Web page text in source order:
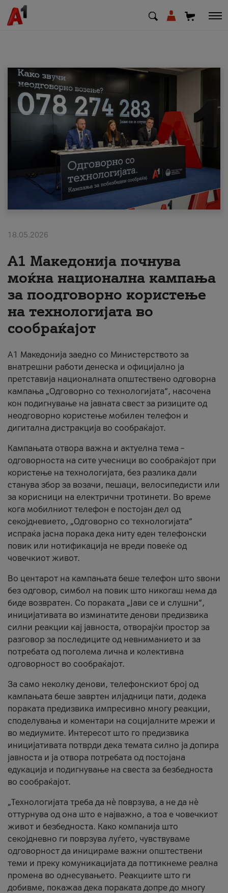
МК EN SQ
Деловни
Поддршка
Надополни кредит
#ПодобарОнлајн
18.05.2026
A1 Македонија почнува
моќна национална кампања
за поодговорно користење
на технологијата во
сообраќајот
A1 Македонија заедно со Министерството за
внатрешни работи денеска и официјално ја
претставија националната општествено одговорна
кампања „Одговорно со технологијата“, насочена
кон подигнување на јавната свест за ризиците од
неодговорно користење мобилен телефон и
дигитална дистракција во сообраќајот.
Кампањата отвора важна и актуелна тема –
одговорноста на сите учесници во сообраќајот при
користење на технологијата, без разлика дали
станува збор за возачи, пешаци, велосипедисти или
за корисници на електрични тротинети. Во време
кога мобилниот телефон е постојан дел од
секојдневието, „Одговорно со технологијата“
испраќа јасна порака дека ниту еден телефонски
повик или нотификација не вреди повеќе од
човечкиот живот.
Во центарот на кампањата беше телефон што ѕвони
без одговор, симбол на повик што никогаш нема да
биде возвратен. Со пораката „Јави се и слушни“,
иницијативата во изминатите денови предизвика
силни реакции кај јавноста, отворајќи простор за
разговор за последиците од невниманието и за
потребата од поголема лична и колективна
одговорност во сообраќајот.
За само неколку денови, телефонскиот број од
кампањата беше завртен илјадници пати, додека
пораката предизвика импресивно многу реакции,
споделувања и коментари на социјалните мрежи и
во медиумите. Интересот што го предизвика
иницијативата потврди дека темата силно ја допира
јавноста и ја отвора потребата од постојана
едукација и подигнување на свеста за безбедноста
во сообраќајот.
„Технологијата треба да нè поврзува, а не да нè
оттурнува од она што е најважно, а тоа е човечкиот
живот и безбедноста. Како компанија што
секојдневно ги поврзува луѓето, чувствуваме
одговорност да иницираме важни општествени
теми и преку комуникацијата да поттикнеме реална
промена во однесувањето. Реакциите што ги
добивме, покажаа дека пораката допре до многу